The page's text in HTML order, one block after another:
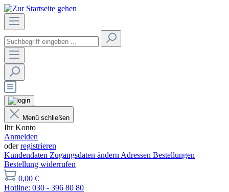
Menü schließen
Ihr Konto
Anmelden
oderregistrieren
Kundendaten Zugangsdaten ändern Adressen Bestellungen
Bestellung widerrufen
0,00 €
Hotline: 030 - 396 80 80